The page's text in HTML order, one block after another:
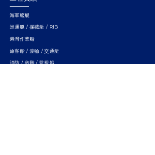
海軍艦艇
巡邏艇 / 攔截艇 / RIB
港灣作業船
旅客船 / 渡輪 / 交通艇
消防 / 救難 / 監視船